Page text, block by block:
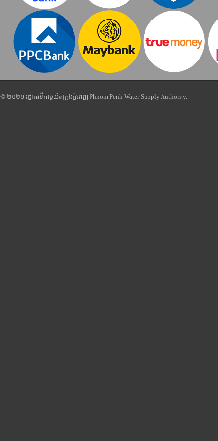
© ២០២១ រដ្ឋាករទឹកស្វយ័តក្រុងភ្នំពេញ Phnom Penh Water Supply Authority.